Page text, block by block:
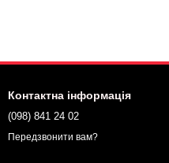
Контактна інформація
(098) 841 24 02
Передзвонити вам?